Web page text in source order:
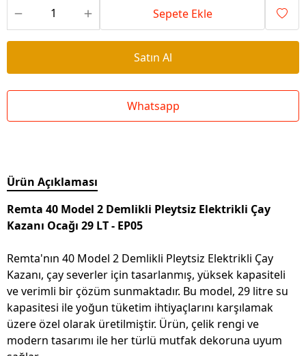
Sepete Ekle
Satın Al
Whatsapp
Ürün Açıklaması
Remta 40 Model 2 Demlikli Pleytsiz Elektrikli Çay
Kazanı Ocağı 29 LT - EP05
Remta'nın 40 Model 2 Demlikli Pleytsiz Elektrikli Çay
Kazanı, çay severler için tasarlanmış, yüksek kapasiteli
ve verimli bir çözüm sunmaktadır. Bu model, 29 litre su
kapasitesi ile yoğun tüketim ihtiyaçlarını karşılamak
üzere özel olarak üretilmiştir. Ürün, çelik rengi ve
modern tasarımı ile her türlü mutfak dekoruna uyum